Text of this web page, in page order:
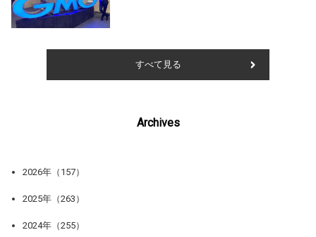
すべて見る
Archives
2026年（157）
2025年（263）
2024年（255）